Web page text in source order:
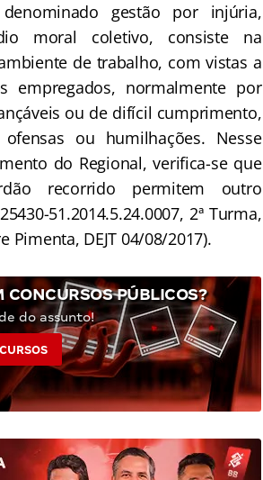
gestão por injúria,
moral coletivo, consiste na
de trabalho, com vistas a
empregados, normalmente por
ou de difícil cumprimento,
ou humilhações. Nesse
do Regional, verifica-se que
recorrido permitem outro
51.2014.5.24.0007, 2ª Turma,
Pimenta, DEJT 04/08/2017).
CONCURSOS PÚBLICOS?
do assunto!